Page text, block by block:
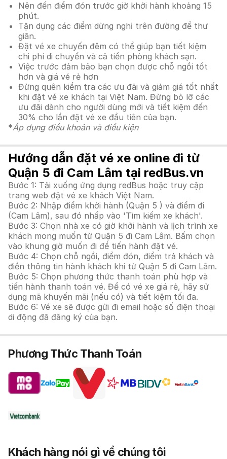
Nên đến điểm đón trước giờ khởi hành khoảng 15
phút.
Tận dụng các điểm dừng nghỉ trên đường để thư
giãn.
Đặt vé xe chuyến đêm có thể giúp bạn tiết kiệm
chi phí di chuyển và cả tiền phòng khách sạn.
Việc trước đảm bảo bạn chọn được chỗ ngồi tốt
hơn và giá vé rẻ hơn
Đừng quên kiểm tra các ưu đãi và giảm giá tốt nhất
khi đặt vé xe khách tại Việt Nam. Đừng bỏ lỡ các
ưu đãi dành cho người dùng mới và tiết kiệm đến
30% cho lần đặt vé xe đầu tiên của bạn.
*Áp dụng điều khoản và điều kiện
Hướng dẫn đặt vé xe online đi từ
Quận 5 đi Cam Lâm tại redBus.vn
Bước 1: Tải xuống ứng dụng redBus hoặc truy cập
trang web đặt vé xe khách Việt Nam.
Bước 2: Nhập điểm khởi hành (Quận 5 ) và điểm đi
(Cam Lâm), sau đó nhấp vào 'Tìm kiếm xe khách'.
Bước 3: Chọn nhà xe có giờ khởi hành và lịch trình xe
khách mong muốn từ Quận 5 đi Cam Lâm. Bấm chọn
vào khung giờ muốn đi để tiến hành đặt vé.
Bước 4: Chọn chỗ ngồi, điểm đón, điểm trả khách và
điền thông tin hành khách khi từ Quận 5 đi Cam Lâm.
Bước 5: Chọn phương thức thanh toán phù hợp và
tiến hành thanh toán vé. Để có vé xe giá rẻ, hãy sử
dụng mã khuyến mãi (nếu có) và tiết kiệm tối đa.
Bước 6: Vé xe sẽ được gửi đi email hoặc số điện thoại
di động đã đăng ký của bạn.
Phương Thức Thanh Toán
Khách hàng nói gì về chúng tôi